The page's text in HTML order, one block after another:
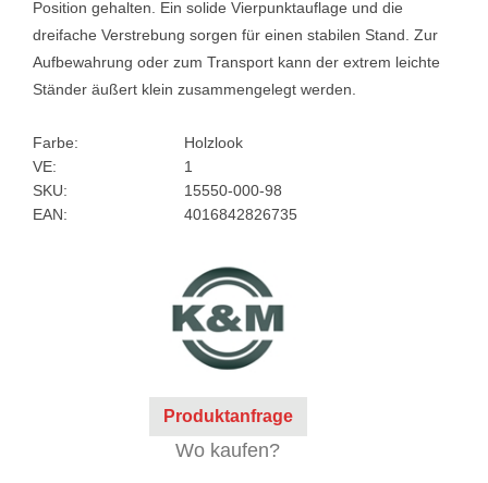
Position gehalten. Ein solide Vierpunktauflage und die
dreifache Verstrebung sorgen für einen stabilen Stand. Zur
Aufbewahrung oder zum Transport kann der extrem leichte
Ständer äußert klein zusammengelegt werden.
Farbe:
Holzlook
VE:
1
SKU:
15550-000-98
EAN:
4016842826735
Produktanfrage
Wo kaufen?